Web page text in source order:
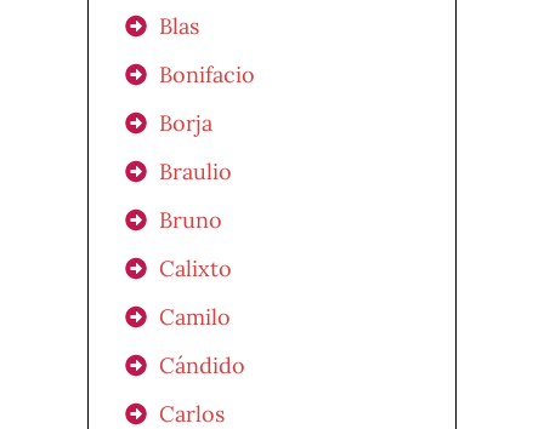
Blas
Bonifacio
Borja
Braulio
Bruno
Calixto
Camilo
Cándido
Carlos